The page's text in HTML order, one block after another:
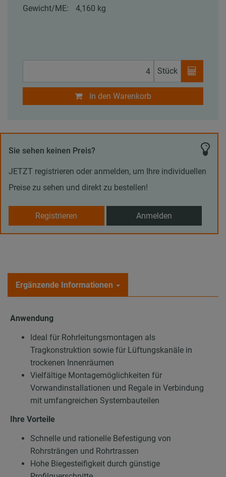
Gewicht/ME:
4,160 kg
Stück
In den Warenkorb
Sie sehen keinen Preis?
JETZT registrieren oder anmelden, um Ihre individuellen
Preise zu sehen und direkt zu bestellen!
Registrieren Anmelden
Ergänzende Informationen
Anwendung
Ideal für Rohrleitungsmontagen als
Tragkonstruktion sowie für Lüftungskanäle in
trockenen Innenräumen
Vielfältige Montagemöglichkeiten für
Vorwandinstallationen und Regale in Verbindung
mit umfangreichen Systembauteilen
Ihre Vorteile
Schnelle und rationelle Befestigung von
Rohrsträngen und Rohrtrassen
Hohe Biegesteifigkeit durch günstige